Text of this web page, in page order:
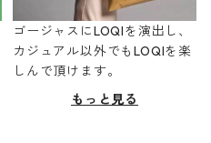
ゴージャスにLOQIを演出し、
カジュアル以外でもLOQIを楽
しんで頂けます。
もっと見る